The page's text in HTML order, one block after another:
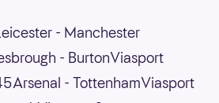
- Manchester
- BurtonViasport
- TottenhamViasport